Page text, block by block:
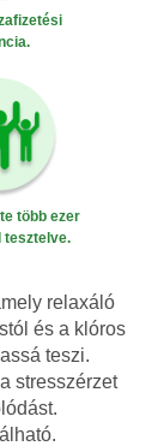
több ezer
tesztelve.
relaxáló
és a klóros
teszi.
stresszérzet